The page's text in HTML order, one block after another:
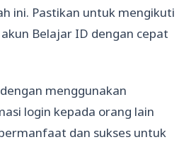
ini. Pastikan untuk mengikuti
Belajar ID dengan cepat
menggunakan
login kepada orang lain
dan sukses untuk